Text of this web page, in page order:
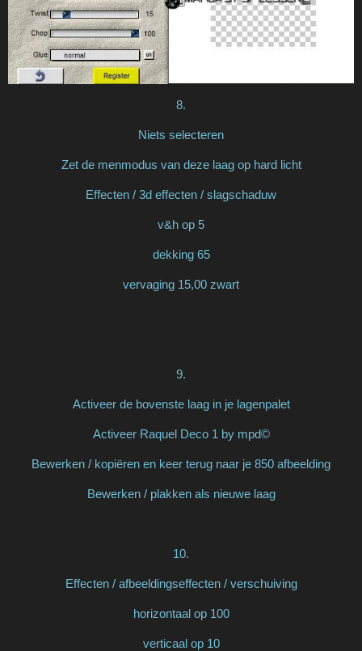
8.
Niets selecteren
Zet de menmodus van deze laag op hard licht
Effecten / 3d effecten / slagschaduw
v&h op 5
dekking 65
vervaging 15,00 zwart
9.
Activeer de bovenste laag in je lagenpalet
Activeer Raquel Deco 1 by mpd©
Bewerken / kopiëren en keer terug naar je 850 afbeelding
Bewerken / plakken als nieuwe laag
10.
Effecten / afbeeldingseffecten / verschuiving
horizontaal op 100
verticaal op 10